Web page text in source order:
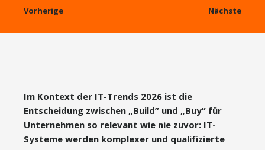
Vorherige Nächste
Im Kontext der IT-Trends 2026 ist die
Entscheidung zwischen „Build” und „Buy” für
Unternehmen so relevant wie nie zuvor: IT-
Systeme werden komplexer und qualifizierte